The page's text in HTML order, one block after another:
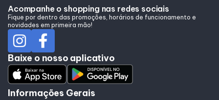
Acompanhe o shopping nas redes sociais
Fique por dentro das promoções, horários de funcionamento e
novidades em primeira mão!
Baixe o nosso aplicativo
Informações Gerais